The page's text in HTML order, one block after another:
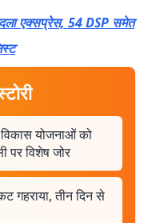
एक्सप्रेस, 54 DSP समेत
योजनाओं को
पर विशेष जोर
गहराया, तीन दिन से